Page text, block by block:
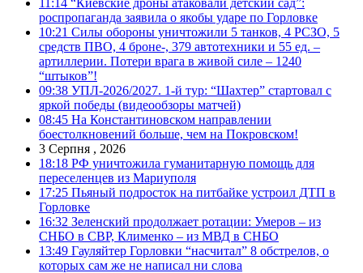
роспропаганда заявила о якобы ударе по Горловке
10:21 Силы обороны уничтожили 5 танков, 4 РСЗО, 5
средств ПВО, 4 броне-, 379 автотехники и 55 ед. –
артиллерии. Потери врага в живой силе – 1240
“штыков”!
09:38 УПЛ-2026/2027. 1-й тур: “Шахтер” стартовал с
яркой победы (видеообзоры матчей)
08:45 На Константиновском направлении
боестолкновений больше, чем на Покровском!
3 Серпня , 2026
18:18 РФ уничтожила гуманитарную помощь для
переселенцев из Мариуполя
17:25 Пьяный подросток на питбайке устроил ДТП в
Горловке
16:32 Зеленский продолжает ротации: Умеров – из
СНБО в СВР, Клименко – из МВД в СНБО
13:49 Гауляйтер Горловки “насчитал” 8 обстрелов, о
которых сам же не написал ни слова